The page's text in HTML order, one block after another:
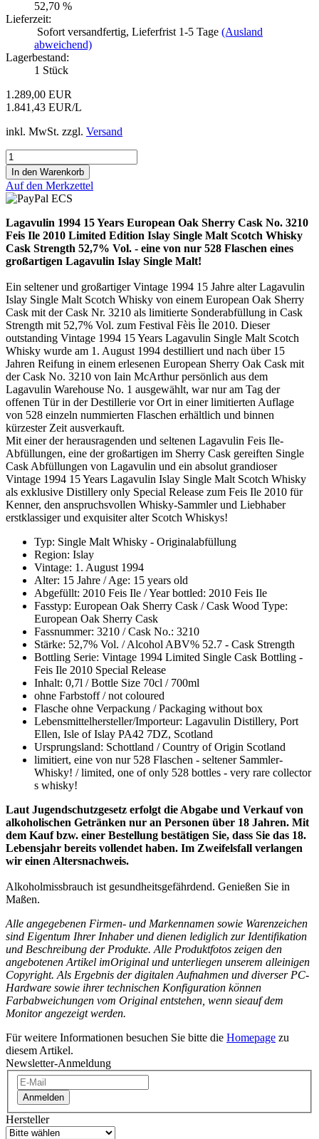
52,70 %
Lieferzeit:
Sofort versandfertig, Lieferfrist 1-5 Tage (Ausland
abweichend)
Lagerbestand:
1 Stück
1.289,00 EUR
1.841,43 EUR/L
inkl. MwSt. zzgl. Versand
Auf den Merkzettel
Lagavulin 1994 15 Years European Oak Sherry Cask No. 3210
Feis Ile 2010 Limited Edition Islay Single Malt Scotch Whisky
Cask Strength 52,7% Vol. - eine von nur 528 Flaschen eines
großartigen Lagavulin Islay Single Malt!
Ein seltener und großartiger Vintage 1994 15 Jahre alter Lagavulin
Islay Single Malt Scotch Whisky von einem European Oak Sherry
Cask mit der Cask Nr. 3210 als limitierte Sonderabfüllung in Cask
Strength mit 52,7% Vol. zum Festival Fèis Ìle 2010. Dieser
outstanding Vintage 1994 15 Years Lagavulin Single Malt Scotch
Whisky wurde am 1. August 1994 destilliert und nach über 15
Jahren Reifung in einem erlesenen European Sherry Oak Cask mit
der Cask No. 3210 von Iain McArthur persönlich aus dem
Lagavulin Warehouse No. 1 ausgewählt, war nur am Tag der
offenen Tür in der Destillerie vor Ort in einer limitierten Auflage
von 528 einzeln nummierten Flaschen erhältlich und binnen
kürzester Zeit ausverkauft.
Mit einer der herausragenden und seltenen Lagavulin Feis Ile-
Abfüllungen, eine der großartigen im Sherry Cask gereiften Single
Cask Abfüllungen von Lagavulin und ein absolut grandioser
Vintage 1994 15 Years Lagavulin Islay Single Malt Scotch Whisky
als exklusive Distillery only Special Release zum Feis Ile 2010 für
Kenner, den anspruchsvollen Whisky-Sammler und Liebhaber
erstklassiger und exquisiter alter Scotch Whiskys!
Typ: Single Malt Whisky - Originalabfüllung
Region: Islay
Vintage: 1. August 1994
Alter: 15 Jahre / Age: 15 years old
Abgefüllt: 2010 Feis Ile / Year bottled: 2010 Feis Ile
Fasstyp: European Oak Sherry Cask / Cask Wood Type:
European Oak Sherry Cask
Fassnummer: 3210 / Cask No.: 3210
Stärke: 52,7% Vol. / Alcohol ABV% 52.7 - Cask Strength
Bottling Serie: Vintage 1994 Limited Single Cask Bottling -
Feis Ile 2010 Special Release
Inhalt: 0,7l / Bottle Size 70cl / 700ml
ohne Farbstoff / not coloured
Flasche ohne Verpackung / Packaging without box
Lebensmittelhersteller/Importeur: Lagavulin Distillery, Port
Ellen, Isle of Islay PA42 7DZ, Scotland
Ursprungsland: Schottland / Country of Origin Scotland
limitiert, eine von nur 528 Flaschen - seltener Sammler-
Whisky! / limited, one of only 528 bottles - very rare collector
s whisky!
Laut Jugendschutzgesetz erfolgt die Abgabe und Verkauf von
alkoholischen Getränken nur an Personen über 18 Jahren. Mit
dem Kauf bzw. einer Bestellung bestätigen Sie, dass Sie das 18.
Lebensjahr bereits vollendet haben. Im Zweifelsfall verlangen
wir einen Altersnachweis.
Alkoholmissbrauch ist gesundheitsgefährdend. Genießen Sie in
Maßen.
Alle angegebenen Firmen- und Markennamen sowie Warenzeichen
sind Eigentum Ihrer Inhaber und dienen lediglich zur Identifikation
und Beschreibung der Produkte. Alle Produktfotos zeigen den
angebotenen Artikel imOriginal und unterliegen unserem alleinigen
Copyright. Als Ergebnis der digitalen Aufnahmen und diverser PC-
Hardware sowie ihrer technischen Konfiguration können
Farbabweichungen vom Original entstehen, wenn sieauf dem
Monitor angezeigt werden.
Für weitere Informationen besuchen Sie bitte die Homepage zu
diesem Artikel.
Newsletter-Anmeldung
Anmelden
Hersteller